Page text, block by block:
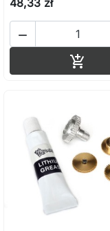
48,33 zł

